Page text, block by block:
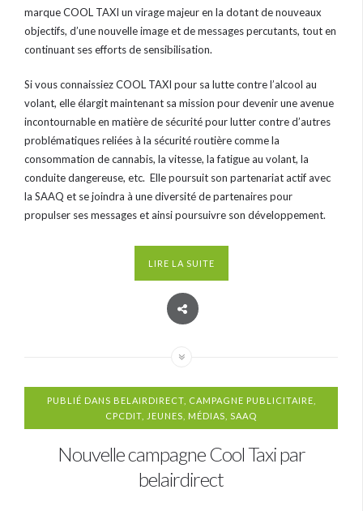
marque COOL TAXI un virage majeur en la dotant de nouveaux
objectifs, d’une nouvelle image et de messages percutants, tout en
continuant ses efforts de sensibilisation.
Si vous connaissiez COOL TAXI pour sa lutte contre l’alcool au
volant, elle élargit maintenant sa mission pour devenir une avenue
incontournable en matière de sécurité pour lutter contre d’autres
problématiques reliées à la sécurité routière comme la
consommation de cannabis, la vitesse, la fatigue au volant, la
conduite dangereuse, etc. Elle poursuit son partenariat actif avec
la SAAQ et se joindra à une diversité de partenaires pour
propulser ses messages et ainsi poursuivre son développement.
LIRE LA SUITE
PUBLIÉ DANS BELAIRDIRECT, CAMPAGNE PUBLICITAIRE
CPCDIT
JEUNES MÉDIAS SAAQ
Nouvelle campagne Cool Taxi par
belairdirect